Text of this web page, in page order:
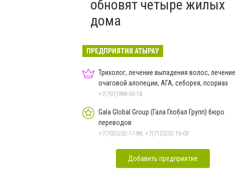
обновят четыре жилых
дома
ПРЕДПРИЯТИЯ АТЫРАУ
Трихолог, лечение выпадения волос, лечение
очаговой алопеции, АГА, себорея, псориаз
+7(701)988-50-18
Gala Global Group (Гала Глобал Групп) бюро
переводов
+7(702)202-17-88, +7(712)232-16-03
Добавить предприятие